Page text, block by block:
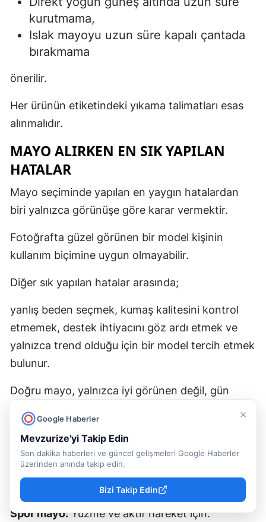
×
Google Haberler
Mevzurize'yi Takip Edin
Son dakika haberleri ve güncel gelişmeleri Google Haberler
üzerinden anında takip edin.
Bizi Takip Edin
kurutmama,
Islak mayoyu uzun süre kapalı çantada
bırakmama
önerilir.
Her ürünün etiketindeki yıkama talimatları esas
alınmalıdır.
MAYO ALIRKEN EN SIK YAPILAN
HATALAR
Mayo seçiminde yapılan en yaygın hatalardan
biri yalnızca görünüşe göre karar vermektir.
Fotoğrafta güzel görünen bir model kişinin
kullanım biçimine uygun olmayabilir.
Diğer sık yapılan hatalar arasında;
yanlış beden seçmek, kumaş kalitesini kontrol
etmemek, destek ihtiyacını göz ardı etmek ve
yalnızca trend olduğu için bir model tercih etmek
bulunur.
Doğru mayo, yalnızca iyi görünen değil, gün
MAYO SEÇIMINDE KISA REHBER
Tek parça mayo:Pratik ve dengeli kullanım.
Bikini mayo: Kombin özgürlüğü ve hafiflik.
Spor mayo:Yüzme ve aktif hareket için.